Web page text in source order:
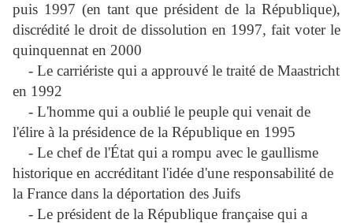
puis 1997 (en tant que président de la République),
discrédité le droit de dissolution en 1997, fait voter le
quinquennat en 2000
- Le carriériste qui a approuvé le traité de Maastricht
en 1992
- L'homme qui a oublié le peuple qui venait de
l'élire à la présidence de la République en 1995
- Le chef de l'État qui a rompu avec le gaullisme
historique en accréditant l'idée d'une responsabilité de
la France dans la déportation des Juifs
- Le président de la République française qui a